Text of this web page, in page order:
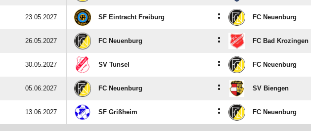
23.05.2027 SF Eintracht Freiburg : FC Neuenburg
26.05.2027 FC Neuenburg : FC Bad Krozingen
30.05.2027 SV Tunsel : FC Neuenburg
05.06.2027 FC Neuenburg : SV Biengen
13.06.2027 SF Grißheim : FC Neuenburg